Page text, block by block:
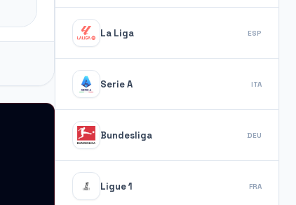
La Liga ESP
Serie A ITA
Bundesliga DEU
Ligue 1 FRA